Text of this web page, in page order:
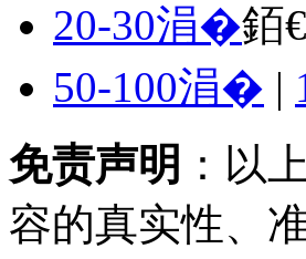
20-30涓�銆
50-100涓� |
免责声明 ：以
容的真实性、